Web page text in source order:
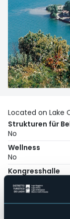
Located on Lake
Strukturen für
No
Wellness
No
Kongresshalle
Hallenbad
No